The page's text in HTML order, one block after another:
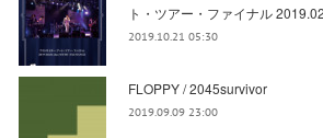
ト・ツアー・ファイナル
2019.10.21 05:30
FLOPPY / 2045survivor
2019.09.09 23:00